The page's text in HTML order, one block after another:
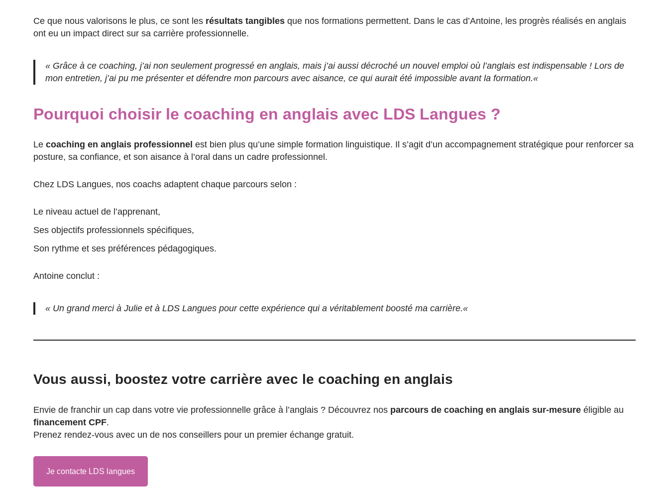
Ce que nous valorisons le plus, ce sont les résultats tangibles que nos formations permettent. Dans le cas d’Antoine, les progrès réalisés en anglais
ont eu un impact direct sur sa carrière professionnelle.
« Grâce à ce coaching, j’ai non seulement progressé en anglais, mais j’ai aussi décroché un nouvel emploi où l’anglais est indispensable ! Lors de
mon entretien, j’ai pu me présenter et défendre mon parcours avec aisance, ce qui aurait été impossible avant la formation.«
Pourquoi choisir le coaching en anglais avec LDS Langues ?
Lecoaching en anglais professionnel est bien plus qu’une simple formation linguistique. Il s’agit d’un accompagnement stratégique pour renforcer sa
posture, sa confiance, et son aisance à l’oral dans un cadre professionnel.
Chez LDS Langues, nos coachs adaptent chaque parcours selon :
Le niveau actuel de l’apprenant,
Ses objectifs professionnels spécifiques,
Son rythme et ses préférences pédagogiques.
Antoine conclut :
« Un grand merci à Julie et à LDS Langues pour cette expérience qui a véritablement boosté ma carrière.«
Vous aussi, boostez votre carrière avec le coaching en anglais
Envie de franchir un cap dans votre vie professionnelle grâce à l’anglais ? Découvrez nos parcours de coaching en anglais sur-mesure éligible au
financement CPF.
Prenez rendez-vous avec un de nos conseillers pour un premier échange gratuit.
Je contacte LDS langues